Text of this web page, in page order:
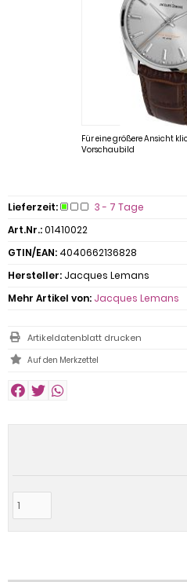
Für eine größere Ansicht
Vorschaubild
Lieferzeit:
3 - 7 Tage
Art.Nr.:01410022
GTIN/EAN: 4040662136828
Hersteller: Jacques Lemans
Mehr Artikel von: Jacques Lemans
Artikeldatenblatt drucken